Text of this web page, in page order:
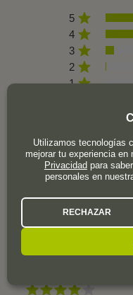
5
4
3
2
1
antonio R.,2026-03-08
,2026-01-14
Utilizamos tecnologías
mejorar tu experiencia
Privacidadpara
personales en
RECHAZAR